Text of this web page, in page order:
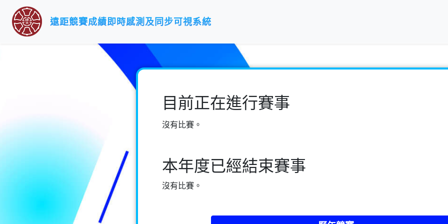
遠距競賽成績即時感測及同步可視系統
目前正在進行賽事
沒有比賽。
本年度已經結束賽事
沒有比賽。